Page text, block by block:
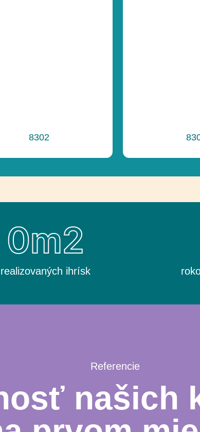
8302
realizovaných ihrísk
0m2
Referencie
našich